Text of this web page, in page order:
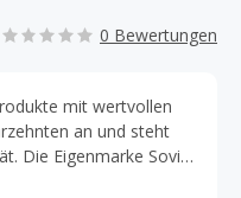
0 Bewertungen
mit wertvollen
an und steht
Die Eigenmarke Sovita